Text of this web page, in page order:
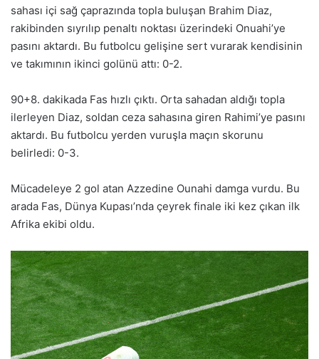
sahası içi sağ çaprazında topla buluşan Brahim Diaz,
rakibinden sıyrılıp penaltı noktası üzerindeki Onuahi’ye
pasını aktardı. Bu futbolcu gelişine sert vurarak kendisinin
ve takımının ikinci golünü attı: 0-2.
90+8. dakikada Fas hızlı çıktı. Orta sahadan aldığı topla
ilerleyen Diaz, soldan ceza sahasına giren Rahimi’ye pasını
aktardı. Bu futbolcu yerden vuruşla maçın skorunu
belirledi: 0-3.
Mücadeleye 2 gol atan Azzedine Ounahi damga vurdu. Bu
arada Fas, Dünya Kupası’nda çeyrek finale iki kez çıkan ilk
Afrika ekibi oldu.